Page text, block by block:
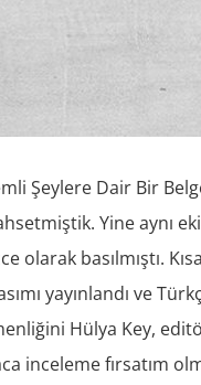
Şeylere Dair Bir
Yine aynı
olarak basılmıştı.
yayınlandı ve
Hülya Key,
inceleme fırsatım